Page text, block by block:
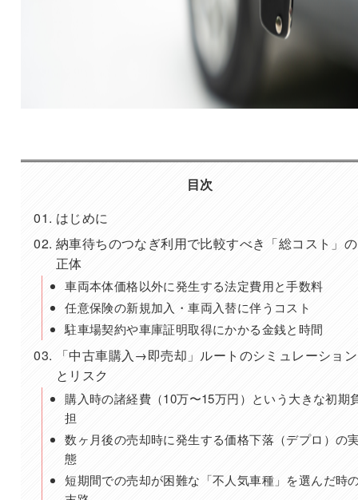
目次
はじめに
納車待ちのつなぎ利用で比較すべき「総コスト」の
正体
車両本体価格以外に発生する法定費用と手数料
任意保険の新規加入・車両入替に伴うコスト
駐車場契約や車庫証明取得にかかる金銭と時間
「中古車購入→即売却」ルートのシミュレーション
とリスク
購入時の諸経費（10万〜15万円）という大きな初期
担
数ヶ月後の売却時に発生する価格下落（デプロ）の
態
短期間での売却が困難な「不人気車種」を選んだ時